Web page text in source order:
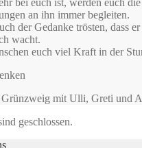
an ihn immer begleiten.
der Gedanke trösten, dass
wacht.
euch viel Kraft in der
mit Ulli, Greti und
geschlossen.